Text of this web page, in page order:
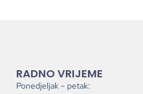
RADNO VRIJEME
Ponedjeljak – petak: